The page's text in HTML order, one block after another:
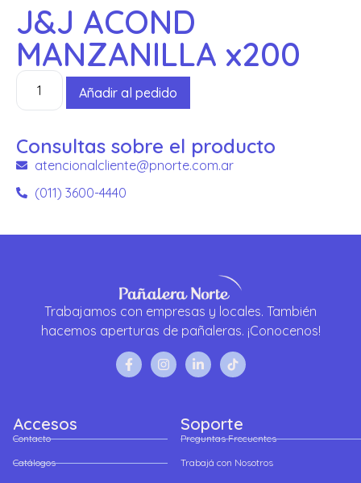
J&J ACOND
MANZANILLA x200
Añadir al pedido
Consultas sobre el producto
atencionalcliente@pnorte.com.ar
(011) 3600-4440
Trabajamos con empresas y locales. También
hacemos aperturas de pañaleras. ¡Conocenos!
Accesos
Contacto
Catálogos
Soporte
Preguntas Frecuentes
Trabajá con Nosotros